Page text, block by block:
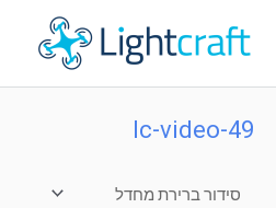
לתוכן
lc-video-49